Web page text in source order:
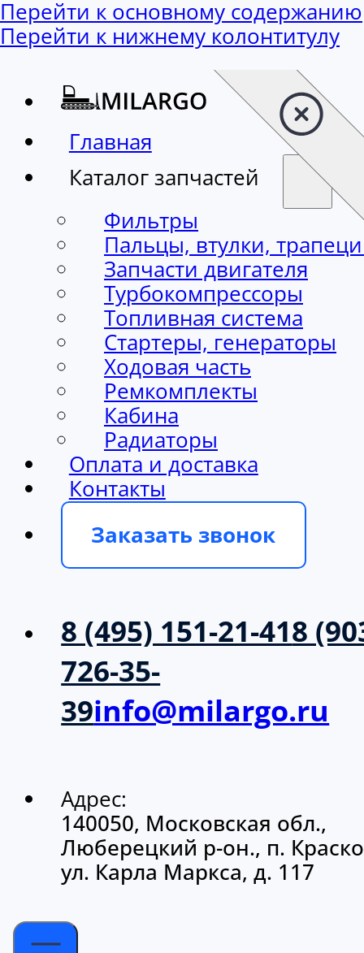
Перейти к основному содержанию
Перейти к нижнему колонтитулу
Главная
Каталог запчастей
Фильтры
Пальцы, втулки,
Запчасти двигателя
Турбокомпрессоры
Топливная система
Стартеры, генераторы
Ходовая часть
Ремкомплекты
Кабина
Радиаторы
Оплата и доставка
Контакты
Заказать звонок
8 (495) 151-21-418
726-35-
39info@milargo.ru
Адрес:
140050, Московская обл.,
Люберецкий р-он., п.
ул. Карла Маркса, д. 117